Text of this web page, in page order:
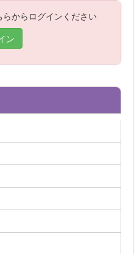
からログインください
ン